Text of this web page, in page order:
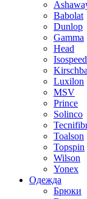
Babolat
Dunlop
Gamma
Head
Isospeed
Luxilon
MSV
Prince
Solinco
Toalson
Topspin
Wilson
Yonex
Одежда
Брюки